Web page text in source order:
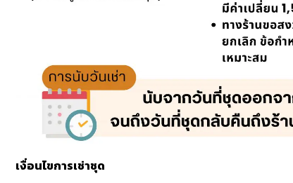
เงื่อนไขการเช่าชุด